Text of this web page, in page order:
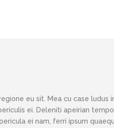
eu sit. Mea cu case ludus
ei. Deleniti apeirian
ei nam, ferri ipsum